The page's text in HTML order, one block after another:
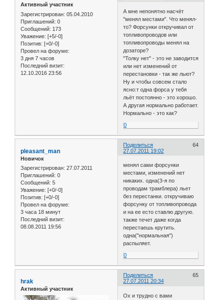
Активный участник
Зарегистрирован: 05.04.2010
Приглашений: 0
Сообщений: 173
Уважение: [+5/-0]
Позитив: [+0/-0]
Провел на форуме:
3 дня 7 часов
Последний визит:
12.10.2016 23:56
А мне непонятно насчёт
"менял местами". Что менял-
то? Форсунки откручивал от
топливопроводов или
топливопроводы менял на
дозаторе?
"Толку нет" - это не заводится
или нет изменений от
перестановки - так же льют?
Ну и чтобы совсем стало
ясно:т одна форса у тебя
льёт постоянно - это хорошо.
А другая нормально работает.
Нормально - это как?
0
Поделиться
64
27.07.2011 19:02
pleasant_man
Новичок
Зарегистрирован: 27.07.2011
Приглашений: 0
Сообщений: 5
Уважение: [+0/-0]
Позитив: [+0/-0]
Провел на форуме:
3 часа 18 минут
Последний визит:
08.08.2011 19:56
менял сами форсунки
местами, изменений нет
никаких. одна(3-я по
проводам трамблера) льет
без перестанки. откручиваю
форсунку от топливопровода
и на ее есто ставлю другую.
также течет даже когда
перестаешь крутить.
одна("нормальная")
распыляет.
0
Поделиться
65
27.07.2011 20:34
hrak
Активный участник
Ох и трудно с вами